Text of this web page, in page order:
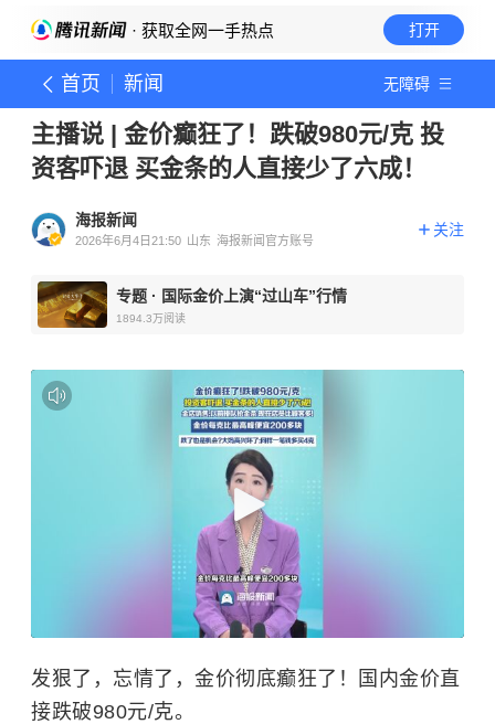
· 获取全网一手热点 打开
首页 新闻 无障碍
主播说 | 金价癫狂了！跌破980元/克 投
资客吓退 买金条的人直接少了六成！
海报新闻
2026年6月4日21:50 山东 海报新闻官方账号
关注
专题 · 国际金价上演“过山车”行情
1894.3万阅读
发狠了，忘情了，金价彻底癫狂了！国内金价直
接跌破980元/克。